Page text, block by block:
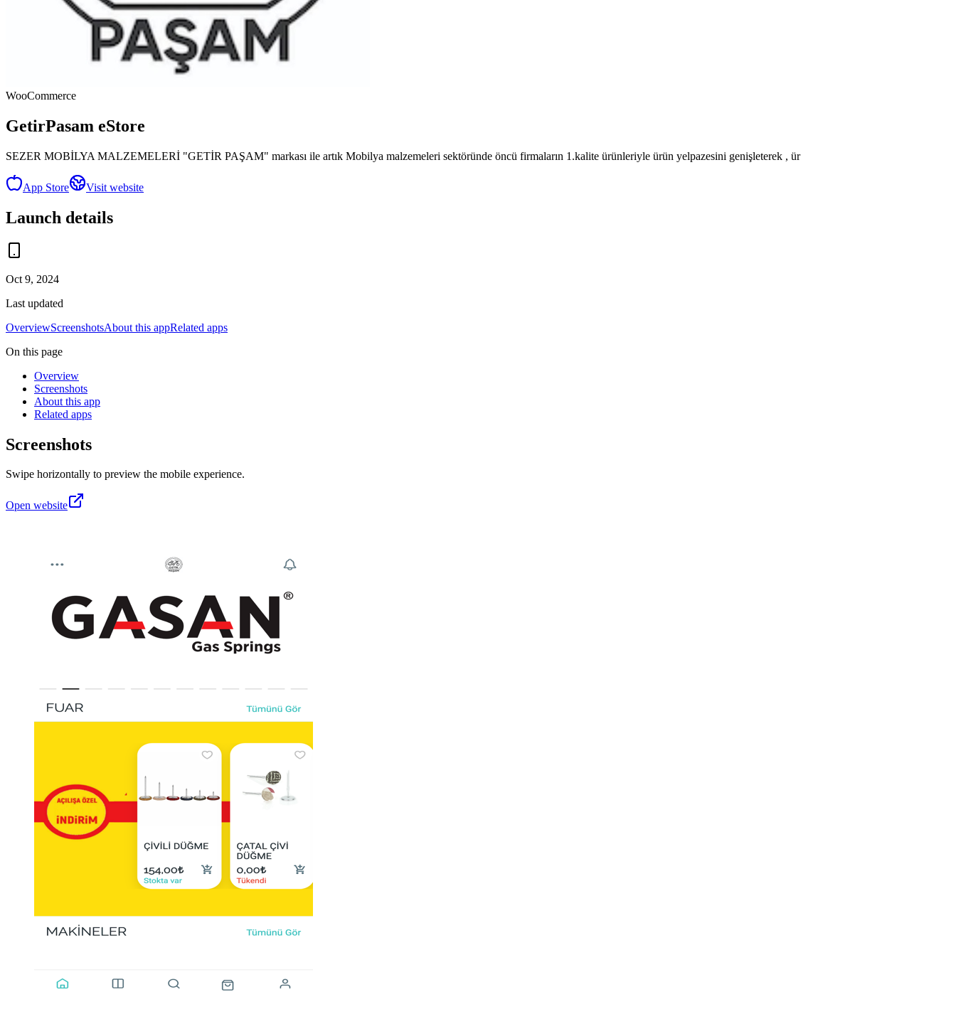
WooCommerce
GetirPasam eStore
SEZER MOBİLYA MALZEMELERİ "GETİR PAŞAM" markası ile artık Mobilya malzemeleri sektöründe öncü firmaların 1.kalite ürünleriyle ürün yelpazesini genişleterek , ür
App Store Visit website
Launch details
Oct 9, 2024
Last updated
OverviewScreenshotsAbout this appRelated apps
On this page
Overview
Screenshots
About this app
Related apps
Screenshots
Swipe horizontally to preview the mobile experience.
Open website